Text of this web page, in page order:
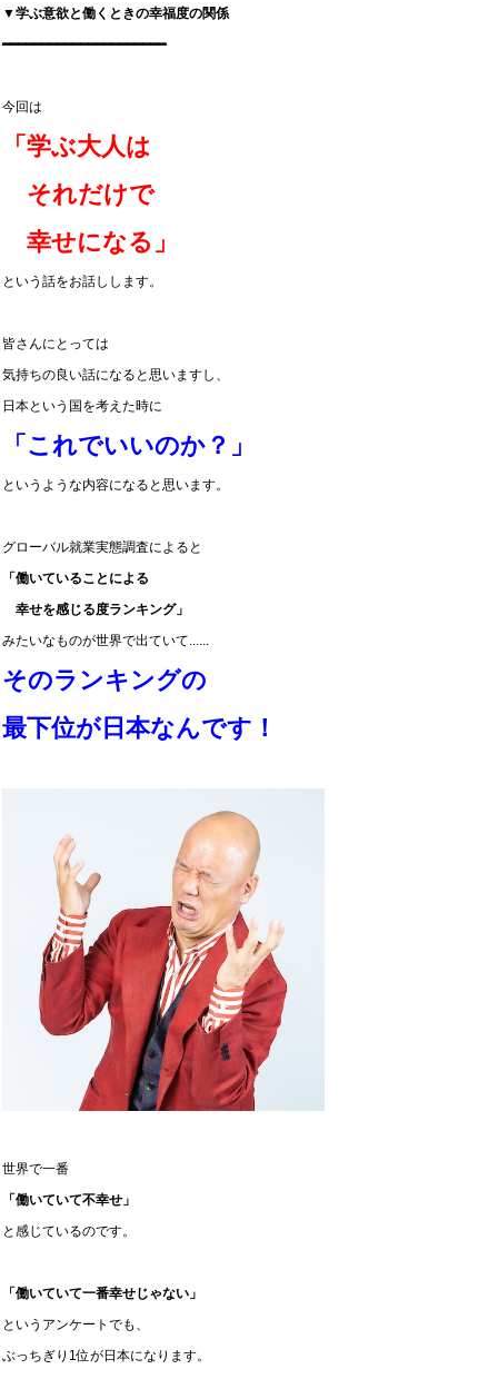
▼学ぶ意欲と働くときの幸福度の関係
━━━━━━━━━━━━━━━━━━━━━
今回は
「学ぶ大人は
それだけで
幸せになる」
という話をお話しします。
皆さんにとっては
気持ちの良い話になると思いますし、
日本という国を考えた時に
「これでいいのか？」
というような内容になると思います。
グローバル就業実態調査によると
「働いていることによる
幸せを感じる度ランキング」
みたいなものが世界で出ていて......
そのランキングの
最下位が日本なんです！
世界で一番
「働いていて不幸せ」
と感じているのです。
「働いていて一番幸せじゃない」
というアンケートでも、
ぶっちぎり1位が日本になります。